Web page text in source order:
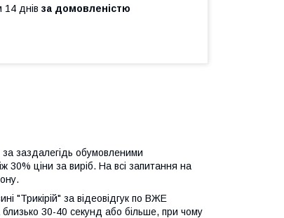
14 днів за домовленістю
заздалегідь обумовленими
30% ціни за виріб. На всі запитання на
"Трикірій" за відеовідгук по ВЖЕ
30-40 секунд або більше, при чому